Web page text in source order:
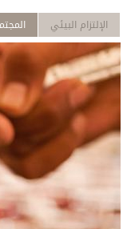
الإلتزام البيئي